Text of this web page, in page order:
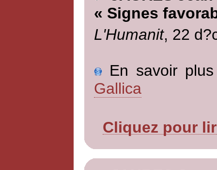
« Signes
L'Humanit, 22
En savoir
Gallica
Cliquez pour